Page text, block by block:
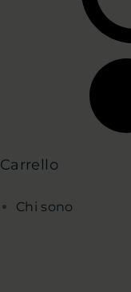
Carrello
Chi sono